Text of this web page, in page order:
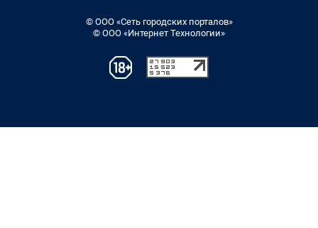
© ООО «Сеть городских порталов»
© ООО «Интернет Технологии»